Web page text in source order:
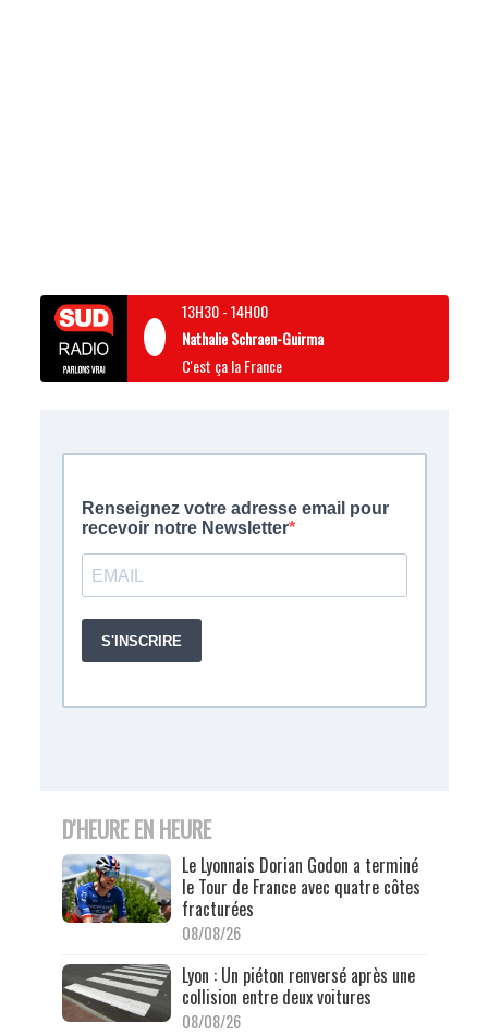
13H30-14H00
Nathalie Schraen-Guirma
C'est ça la France
D'HEURE EN HEURE
Le Lyonnais Dorian Godon a terminé
le Tour de France avec quatre côtes
fracturées
08/08/26
Lyon : Un piéton renversé après une
collision entre deux voitures
08/08/26